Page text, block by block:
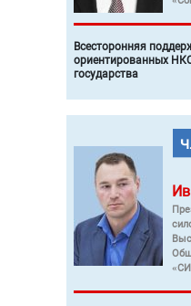
Всесторонняя
ориентированных
государства